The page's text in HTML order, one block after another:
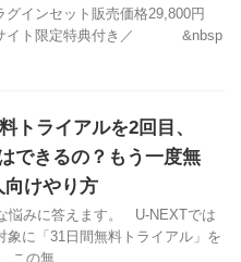
グインセット販売価格29,800円
サイト限定特典付き／ &nbsp
トライアルを2回目、
できるの？もう一度無
向けやり方
に答えます。 U-NEXTでは
象に「31日間無料トライアル」を
この無 ...